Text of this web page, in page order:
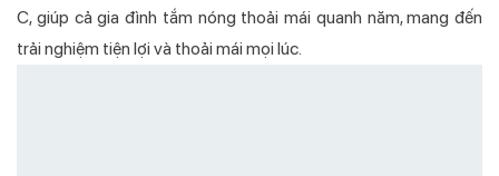
C, giúp cả gia đình tắm nóng thoải mái quanh năm, mang đến
trải nghiệm tiện lợi và thoải mái mọi lúc.